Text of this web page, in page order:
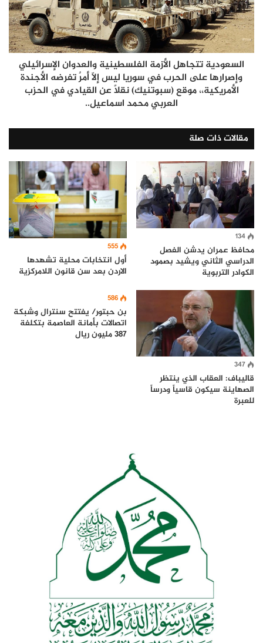
السعودية تتجاهل الأزمة الفلسطينية والعدوان الإسرائيلي
وإصرارها على الحرب في سوريا ليس إلاّ أمرٌ تفرضه الأجندة
الأمريكية،، موقع (سبوتنيك) نقلاً عن القيادي في الحزب
العربي محمد اسماعيل..
مقالات ذات صلة
134
محافظ عمران يدشن الفصل
الدراسي الثاني ويشيد بصمود
الكوادر التربوية
555
أول انتخابات محلية تشهدها
الاردن بعد سن قانون اللامركزية
347
قاليباف: العقاب الذي ينتظر
الصهاينة سيكون قاسياً ودرساً
للعبرة
586
بن حبتور/ يفتتح سنترال وشبكة
اتصالات بأمانة العاصمة بتكلفة
387 مليون ريال